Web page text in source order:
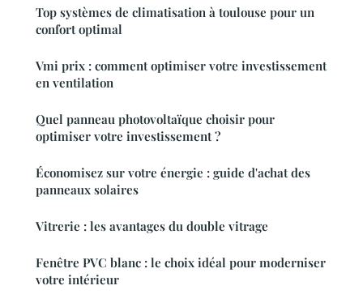
Top systèmes de climatisation à toulouse pour un
confort optimal
Vmi prix : comment optimiser votre investissement
en ventilation
Quel panneau photovoltaïque choisir pour
optimiser votre investissement ?
Économisez sur votre énergie : guide d'achat des
panneaux solaires
Vitrerie : les avantages du double vitrage
Fenêtre PVC blanc : le choix idéal pour moderniser
votre intérieur